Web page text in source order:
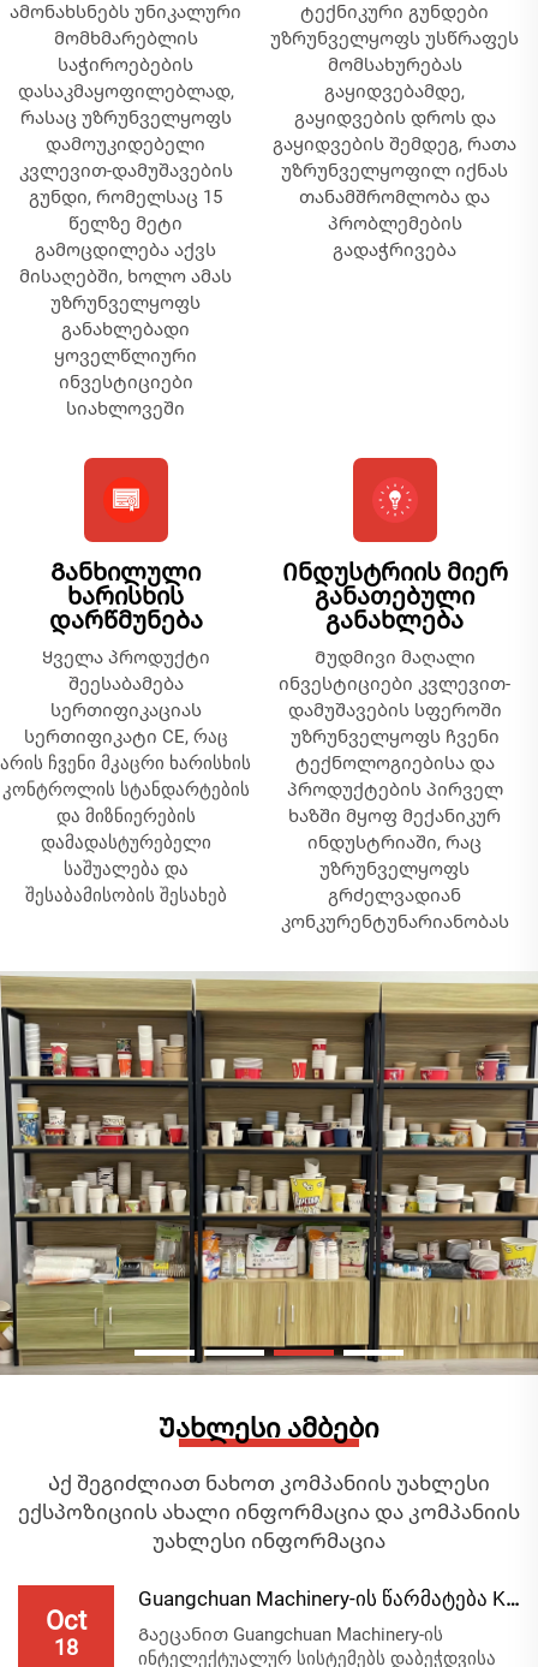
ამონახსნებს უნიკალური
მომხმარებლის
საჭიროებების
დასაკმაყოფილებლად,
რასაც უზრუნველყოფს
დამოუკიდებელი
კვლევით-დამუშავების
გუნდი, რომელსაც 15
წელზე მეტი
გამოცდილება აქვს
მისაღებში, ხოლო ამას
უზრუნველყოფს
განახლებადი
ყოველწლიური
ინვესტიციები
სიახლოვეში
ტექნიკური გუნდები
უზრუნველყოფს უსწრაფეს
მომსახურებას
გაყიდვებამდე,
გაყიდვების დროს და
გაყიდვების შემდეგ, რათა
უზრუნველყოფილ იქნას
თანამშრომლობა და
პრობლემების
გადაჭრივება
Განხილული
ხარისხის
დარწმუნება
Ყველა პროდუქტი
შეესაბამება
სერთიფიკაციას
სერთიფიკატი CE, რაც
არის ჩვენი მკაცრი ხარისხის
კონტროლის სტანდარტების
და მიზნიერების
დამადასტურებელი
საშუალება და
შესაბამისობის შესახებ
Ინდუსტრიის მიერ
განათებული
განახლება
Მუდმივი მაღალი
ინვესტიციები კვლევით-
დამუშავების სფეროში
უზრუნველყოფს ჩვენი
ტექნოლოგიებისა და
პროდუქტების პირველ
ხაზში მყოფ მექანიკურ
ინდუსტრიაში, რაც
უზრუნველყოფს
გრძელვადიან
კონკურენტუნარიანობას
Უახლესი ამბები
Აქ შეგიძლიათ ნახოთ კომპანიის უახლესი
ექსპოზიციის ახალი ინფორმაცია და კომპანიის
უახლესი ინფორმაცია
Oct
18
Guangchuan Machinery-ის წარმატება K Show German...
Გაეცანით Guangchuan Machinery-ის
ინტელექტუალურ სისტემებს დაბეჭდვისა